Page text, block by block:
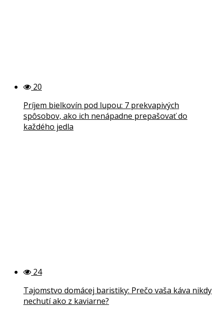
20
Príjem bielkovín pod lupou: 7 prekvapivých
spôsobov, ako ich nenápadne prepašovať do
každého jedla
24
Tajomstvo domácej baristiky: Prečo vaša káva nikdy
nechutí ako z kaviarne?